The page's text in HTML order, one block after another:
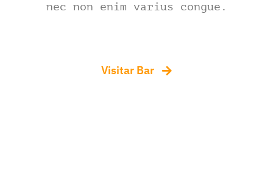
nec non enim varius congue.
Visitar Bar